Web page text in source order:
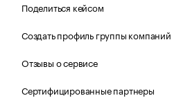
Поделиться кейсом
Создать профиль группы компаний
Отзывы о сервисе
Сертифицированные партнеры